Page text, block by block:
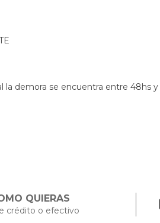
demora se encuentra entre 48hs
QUIERAS
crédito o efectivo